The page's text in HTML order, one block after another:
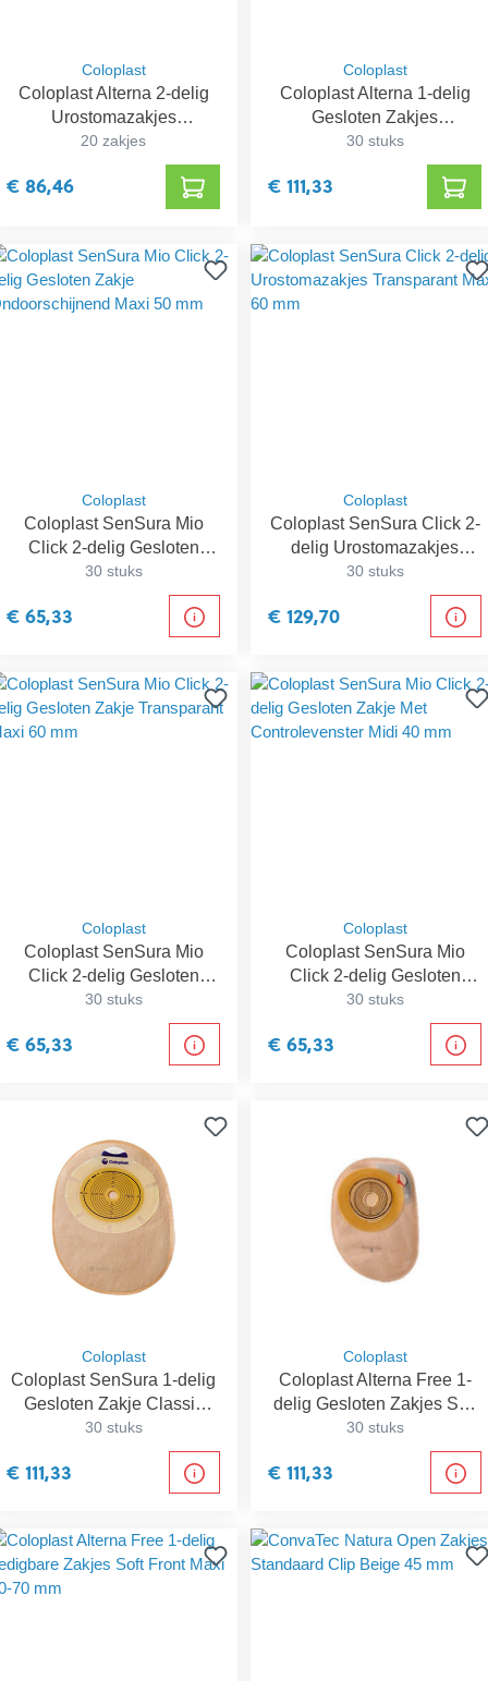
Coloplast
Coloplast Alterna 2-delig
Urostomazakjes
Transparant Maxi 50 mm
20 zakjes
€ 86,46
Coloplast
Coloplast Alterna 1-delig
Gesloten Zakjes
Transparant Maxi 20-55
30 stuks
€ 111,33
Coloplast
Coloplast SenSura Mio
Click 2-delig Gesloten
Zakje Ondoorschijnend
30 stuks
€ 65,33
Coloplast
Coloplast SenSura Click 2-
delig Urostomazakjes
Transparant Maxi 60 mm
30 stuks
€ 129,70
Coloplast
Coloplast SenSura Mio
Click 2-delig Gesloten
Zakje Transparant Maxi 60
30 stuks
€ 65,33
Coloplast
Coloplast SenSura Mio
Click 2-delig Gesloten
Zakje Met Controlevenster
30 stuks
€ 65,33
Coloplast
Coloplast SenSura 1-delig
Gesloten Zakje Classic
Maxi 10-76 mm
30 stuks
€ 111,33
Coloplast
Coloplast Alterna Free 1-
delig Gesloten Zakjes Soft
Front Maxi 20-75 mm
30 stuks
€ 111,33